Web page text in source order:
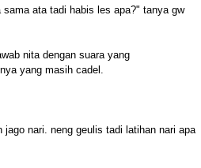
ata tadi habis les apa?" tanya gw
nita dengan suara yang
yang masih cadel.
nari. neng geulis tadi latihan nari apa